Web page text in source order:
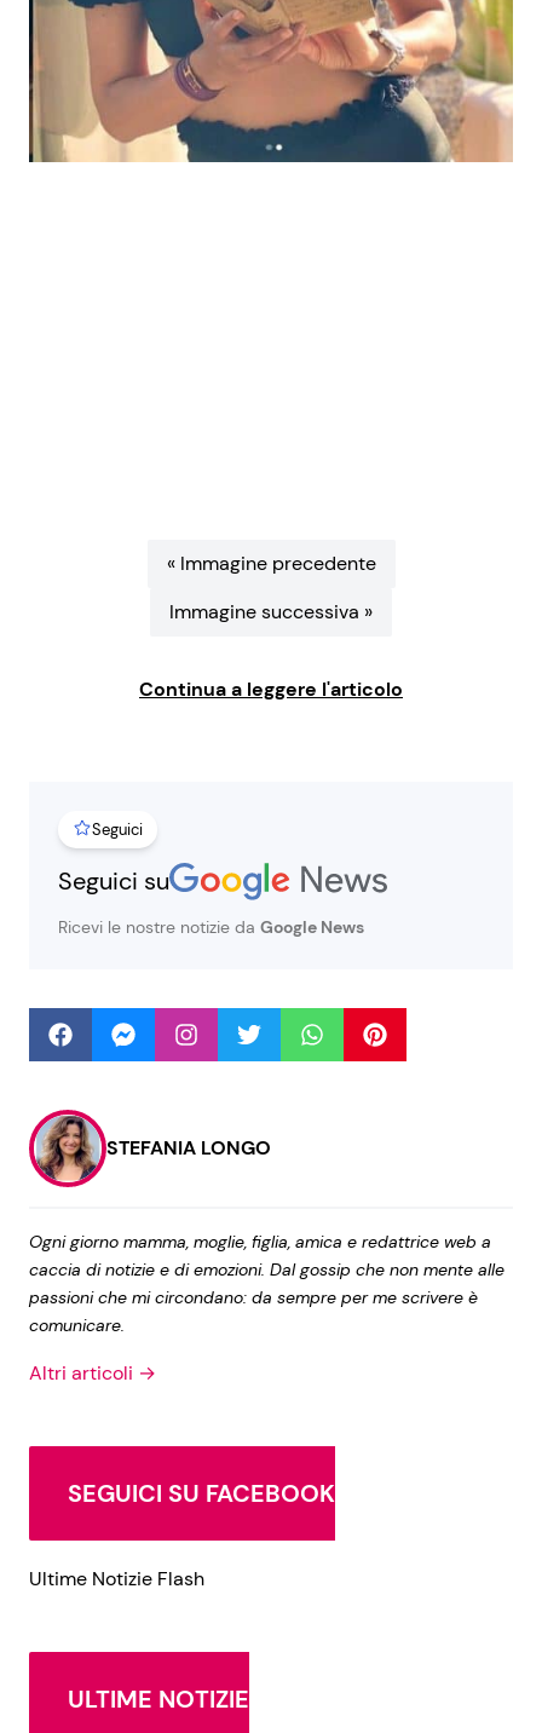
News Spettacolo
Benessere
Viaggi e Turismo
Cucina e Ricette
Ricette Feste
Ricette per Bambini
Info
Chi siamo
Redazione
Contattaci
Privacy Policy
« Immagine precedente
Immagine successiva »
Continua a leggere l'articolo
Seguici
Seguici su
Ricevi le nostre notizie da Google News
STEFANIA LONGO
Ogni giorno mamma, moglie, figlia, amica e redattrice web a
caccia di notizie e di emozioni. Dal gossip che non mente alle
passioni che mi circondano: da sempre per me scrivere è
comunicare.
Altri articoli →
SEGUICI SU FACEBOOK
Ultime Notizie Flash
ULTIME NOTIZIE